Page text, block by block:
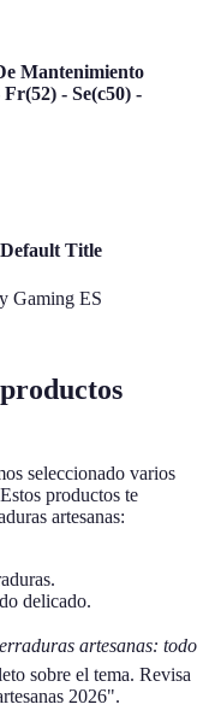
Mantenimiento
- Se(c50) -
Title
Gaming ES
seleccionado varios
productos te
artesanas:
delicado.
artesanas: todo
sobre el tema. Revisa
2026".